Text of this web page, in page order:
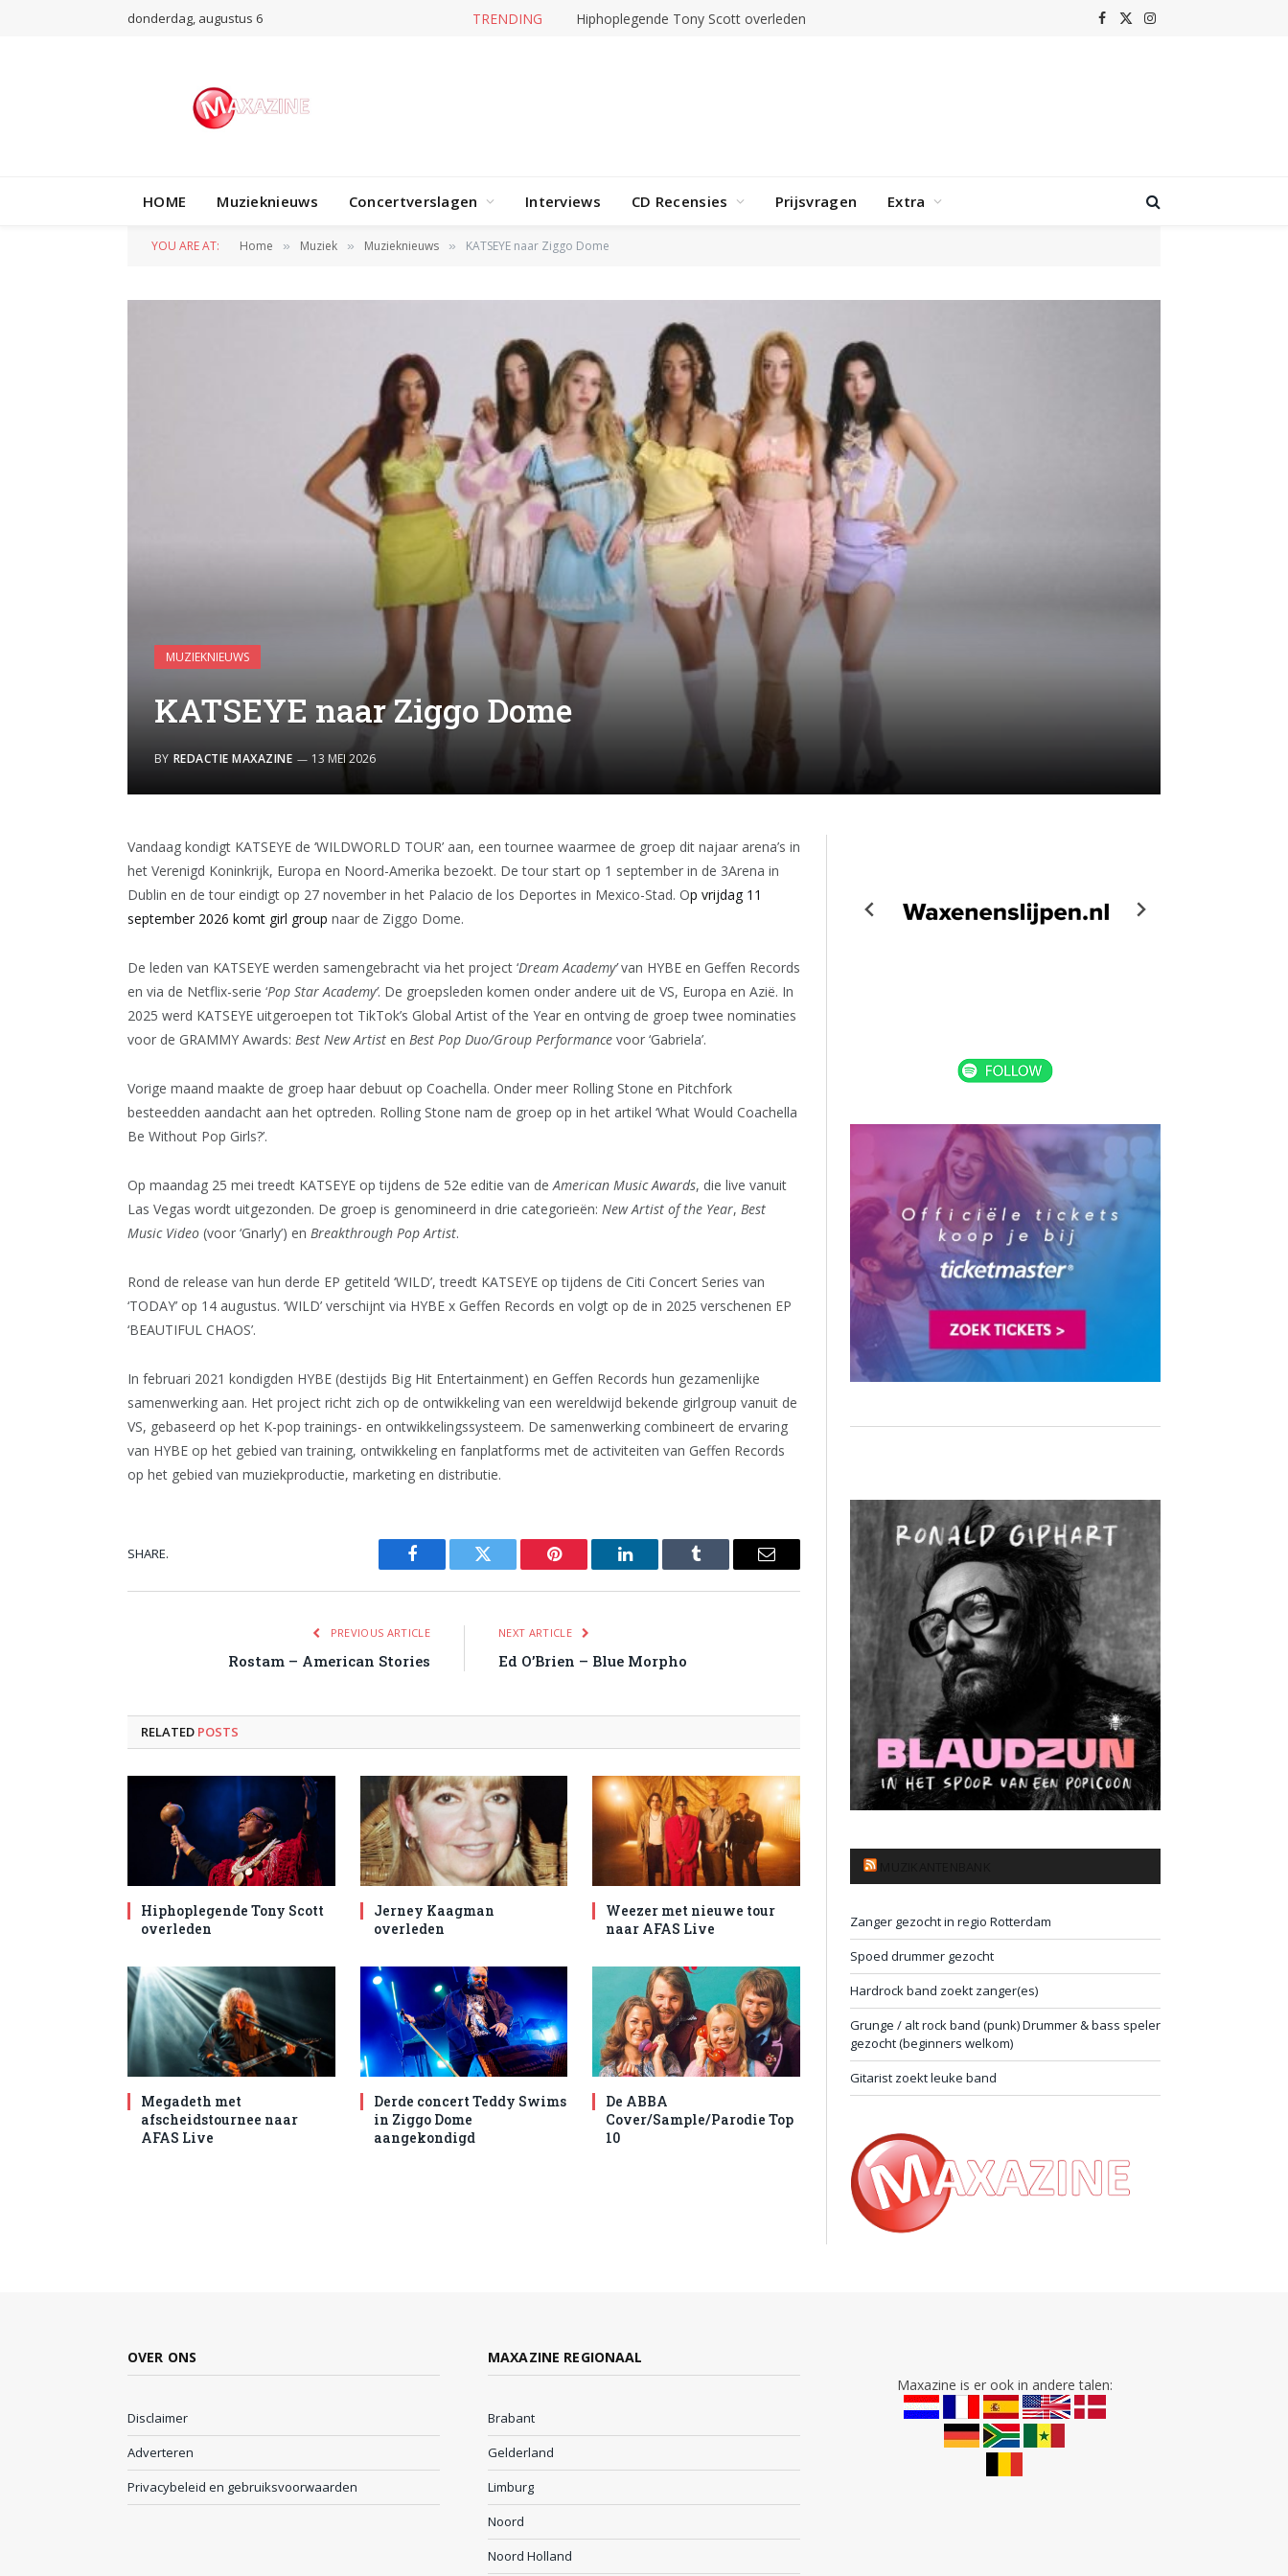
donderdag, augustus 6 TRENDING Hiphoplegende Tony Scott overleden Facebook
X
Instagram
HOME Muzieknieuws Concertverslagen Interviews CD Recensies Prijsvragen Extra
YOU ARE AT: Home » Muziek » Muzieknieuws » KATSEYE naar Ziggo Dome
MUZIEKNIEUWS
KATSEYE naar Ziggo Dome
BY REDACTIE MAXAZINE 13 MEI 2026
Vandaag kondigt KATSEYE de ‘WILDWORLD TOUR’ aan, een tournee waarmee de groep dit najaar arena’s in
het Verenigd Koninkrijk, Europa en Noord-Amerika bezoekt. De tour start op 1 september in de 3Arena in
Dublin en de tour eindigt op 27 november in het Palacio de los Deportes in Mexico-Stad. Op vrijdag 11
september 2026 komt girl group naar de Ziggo Dome.
De leden van KATSEYE werden samengebracht via het project ‘Dream Academy’van HYBE en Geffen Records
en via de Netflix-serie ‘Pop Star Academy’. De groepsleden komen onder andere uit de VS, Europa en Azië. In
2025 werd KATSEYE uitgeroepen tot TikTok’s Global Artist of the Year en ontving de groep twee nominaties
voor de GRAMMY Awards: Best New Artist en Best Pop Duo/Group Performance voor ‘Gabriela’.
Vorige maand maakte de groep haar debuut op Coachella. Onder meer Rolling Stone en Pitchfork
besteedden aandacht aan het optreden. Rolling Stone nam de groep op in het artikel ‘What Would Coachella
Be Without Pop Girls?’.
Op maandag 25 mei treedt KATSEYE op tijdens de 52e editie van de American Music Awards, die live vanuit
Las Vegas wordt uitgezonden. De groep is genomineerd in drie categorieën: New Artist of the Year, Best
Music Video (voor ‘Gnarly’) en Breakthrough Pop Artist.
Rond de release van hun derde EP getiteld ‘WILD’, treedt KATSEYE op tijdens de Citi Concert Series van
‘TODAY’ op 14 augustus. ‘WILD’ verschijnt via HYBE x Geffen Records en volgt op de in 2025 verschenen EP
‘BEAUTIFUL CHAOS’.
In februari 2021 kondigden HYBE (destijds Big Hit Entertainment) en Geffen Records hun gezamenlijke
samenwerking aan. Het project richt zich op de ontwikkeling van een wereldwijd bekende girlgroup vanuit de
VS, gebaseerd op het K-pop trainings- en ontwikkelingssysteem. De samenwerking combineert de ervaring
van HYBE op het gebied van training, ontwikkeling en fanplatforms met de activiteiten van Geffen Records
op het gebied van muziekproductie, marketing en distributie.
SHARE.
Facebook Twitter Pinterest LinkedIn Tumblr Email
PREVIOUS ARTICLE
Rostam – American Stories
NEXT ARTICLE
Ed O’Brien – Blue Morpho
RELATED POSTS
Hiphoplegende Tony Scott
overleden
Jerney Kaagman
overleden
Weezer met nieuwe tour
naar AFAS Live
Megadeth met
afscheidstournee naar
AFAS Live
Derde concert Teddy Swims
in Ziggo Dome
aangekondigd
De ABBA
Cover/Sample/Parodie Top
10
Zanger gezocht in regio Rotterdam
Spoed drummer gezocht
Hardrock band zoekt zanger(es)
Grunge / alt rock band (punk) Drummer & bass speler
gezocht (beginners welkom)
Gitarist zoekt leuke band
OVER ONS
Disclaimer
Adverteren
Privacybeleid en gebruiksvoorwaarden
MAXAZINE REGIONAAL
Brabant
Gelderland
Limburg
Noord
Noord Holland
Maxazine is er ook in andere talen: